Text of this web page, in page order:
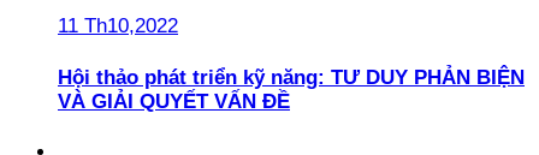
11 Th10,2022
Hội thảo phát triển kỹ năng: TƯ DUY PHẢN BIỆN
VÀ GIẢI QUYẾT VẤN ĐỀ